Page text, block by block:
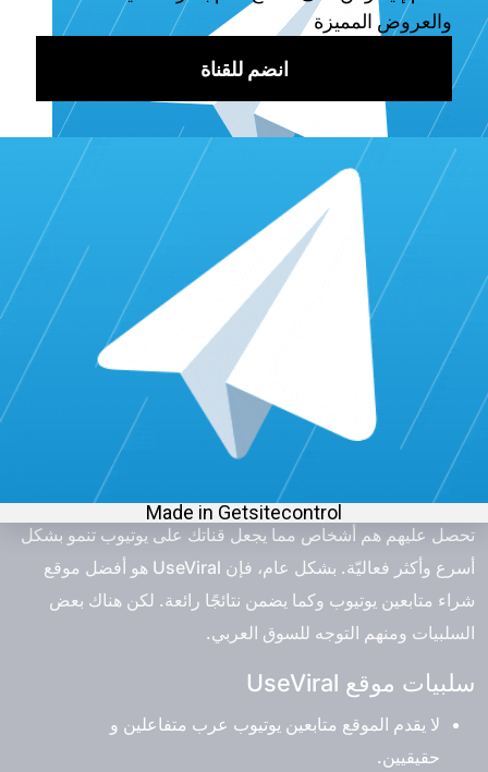
UseViral أفضل موقع شراء متابعين يوتيوب
يقدم UseViral خدمات مميزة تجعل قناتك على يوتيوب تحظى
بمتابعين. إنأفضل موقع شراء متابعين يوتيوبيعمل على ضمان
وقت الاستجابة السريع (عادةً من 24 إلى 72 ساعة) وتوفير توسع
سريع وفعّال لقناتك. كما يقدم UseViral ضمان من أجل رضا
العملاء.
يمتاز UseViral بأسعارهُ المنخفضة والتي يمكن للعملاء العاديين
الحصول عليها مع خصم خاص. كما يقدم UseViral فريق دعم
عملاء على مدار الساعة. من أجل المساعدة في أي مشاكل قد
تواجهُ العملاء. كما يتعامل الموقع فقط مع القنوات الآمنة لحماية
بياناتك الشخصية والمالية.
كذلك يتميز UseViral بالسرية الكاملة في العمليات التجارية. حيث
يمكن القيام بالأعمال التجارية دون الكشف عن هويتك تمامًا.
وبفضل مستويات نشاط المتابعين العالية، فإن المشتركين الذين
تحصل عليهم هم أشخاص مما يجعل قناتك على يوتيوب تنمو بشكل
أسرع وأكثر فعاليّة. بشكل عام، فإن UseViral هو
أفضل موقع
شراء متابعين يوتيوب وكما يضمن نتائجًا رائعة. لكن هناك بعض
السلبيات ومنهم التوجه للسوق العربي.
سلبيات موقع UseViral
لا يقدم الموقع متابعين يوتيوب عرب متفاعلين و
حقيقيين.